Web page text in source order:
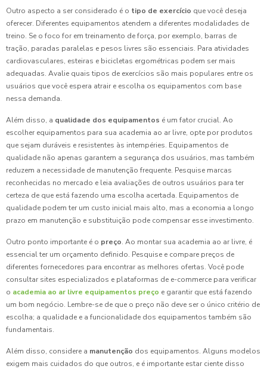
Outro aspecto a ser considerado é o tipo de exercício que você deseja
oferecer. Diferentes equipamentos atendem a diferentes modalidades de
treino. Se o foco for em treinamento de força, por exemplo, barras de
tração, paradas paralelas e pesos livres são essenciais. Para atividades
cardiovasculares, esteiras e bicicletas ergométricas podem ser mais
adequadas. Avalie quais tipos de exercícios são mais populares entre os
usuários que você espera atrair e escolha os equipamentos com base
nessa demanda.
Além disso, a qualidade dos equipamentos é um fator crucial. Ao
escolher equipamentos para sua academia ao ar livre, opte por produtos
que sejam duráveis e resistentes às intempéries. Equipamentos de
qualidade não apenas garantem a segurança dos usuários, mas também
reduzem a necessidade de manutenção frequente. Pesquise marcas
reconhecidas no mercado e leia avaliações de outros usuários para ter
certeza de que está fazendo uma escolha acertada. Equipamentos de
qualidade podem ter um custo inicial mais alto, mas a economia a longo
prazo em manutenção e substituição pode compensar esse investimento.
Outro ponto importante é o preço. Ao montar sua academia ao ar livre, é
essencial ter um orçamento definido. Pesquise e compare preços de
diferentes fornecedores para encontrar as melhores ofertas. Você pode
consultar sites especializados e plataformas de e-commerce para verificar
o academia ao ar livre equipamentos preço e garantir que está fazendo
um bom negócio. Lembre-se de que o preço não deve ser o único critério de
escolha; a qualidade e a funcionalidade dos equipamentos também são
fundamentais.
Além disso, considere a manutenção dos equipamentos. Alguns modelos
exigem mais cuidados do que outros, e é importante estar ciente disso